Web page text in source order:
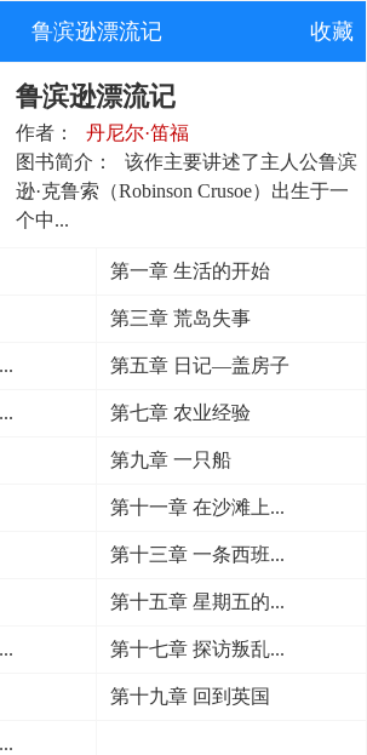
鲁滨逊漂流记 收藏
鲁滨逊漂流记
作者：
丹尼尔·笛福
图书简介：
该作主要讲述了主人公鲁滨
逊·克鲁索（Robinson Crusoe）出生于一
个中...
第一章 生活的开始
第三章 荒岛失事
第五章 日记—盖房子
第七章 农业经验
第九章 一只船
第十一章 在沙滩上...
第十三章 一条西班...
第十五章 星期五的...
第十七章 探访叛乱...
第十九章 回到英国